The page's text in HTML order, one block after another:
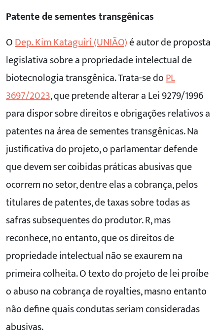
Patente de sementes transgênicas
ODep. Kim Kataguiri (UNIÃO)é autor de proposta
legislativa sobre a propriedade intelectual de
biotecnologia transgênica. Trata-se doPL
3697/2023, que pretende alterar a Lei 9279/1996
para dispor sobre direitos e obrigações relativos a
patentes na área de sementes transgênicas. Na
justificativa do projeto, o parlamentar defende
que devem ser coibidas práticas abusivas que
ocorrem no setor, dentre elas a cobrança, pelos
titulares de patentes, de taxas sobre todas as
safras subsequentes do produtor. R, mas
reconhece, no entanto, que os direitos de
propriedade intelectual não se exaurem na
primeira colheita. O texto do projeto de lei proíbe
o abuso na cobrança de royalties, masno entanto
não define quais condutas seriam consideradas
abusivas.